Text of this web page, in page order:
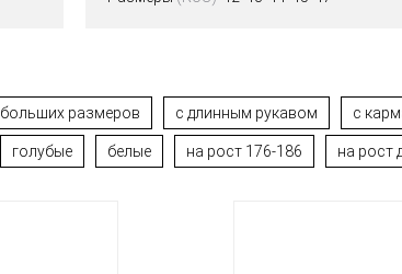
больших размеров с длинным рукавом с
голубые белые на рост 176-186 на рост